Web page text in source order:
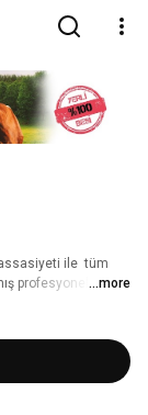
ile  tüm
profesyonel
hijyen
yenilikçi bir
...more